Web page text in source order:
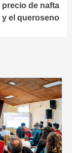
de nafta
y el queroseno